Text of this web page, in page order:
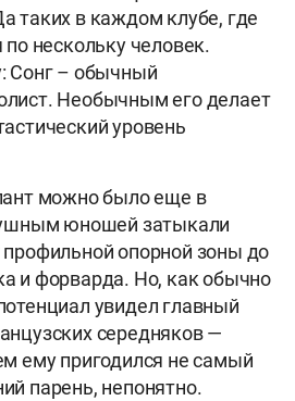
таких в каждом клубе, где
по нескольку человек.
Сонг – обычный
Необычным его делает
уровень
можно было еще в
юношей затыкали
опорной зоны до
и форварда. Но, как обычно
увидел главный
середняков —
ему пригодился не самый
парень, непонятно.